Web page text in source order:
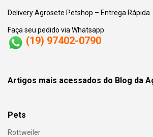
Delivery Agrosete Petshop – Entrega Rápida
Faça seu pedido via Whatsapp
(19) 97402-0790
Artigos mais acessados do Blog da
Pets
Rottweiler